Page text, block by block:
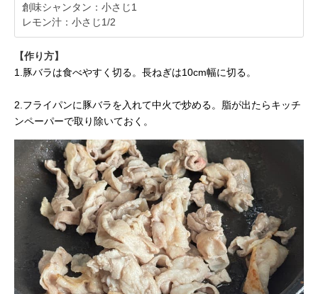
創味シャンタン：小さじ1
レモン汁：小さじ1/2
【作り方】
1.豚バラは食べやすく切る。長ねぎは10cm幅に切る。
2.フライパンに豚バラを入れて中火で炒める。脂が出たらキッチ
ンペーパーで取り除いておく。